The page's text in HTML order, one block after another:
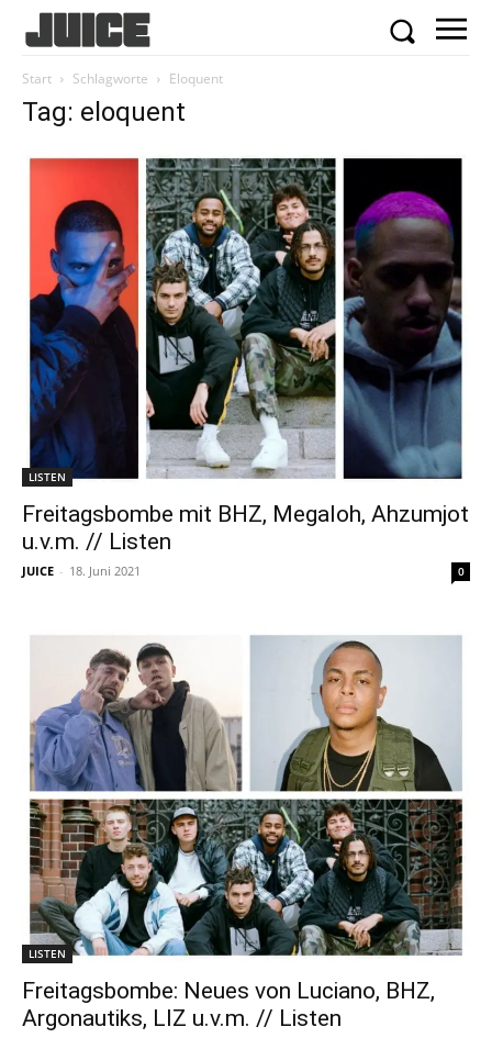
Start Schlagworte Eloquent
Tag: eloquent
LISTEN
Freitagsbombe mit BHZ, Megaloh, Ahzumjot
u.v.m. // Listen
JUICE - 18. Juni 2021 0
LISTEN
Freitagsbombe: Neues von Luciano, BHZ,
Argonautiks, LIZ u.v.m. // Listen